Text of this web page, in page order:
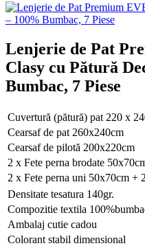
Lenjerie de Pat
Clasy cu Pătură
Bumbac, 7 Piese
Cuvertură (pătură) pat 220 x
Cearsaf de pat 260x240cm
Cearsaf de pilotă 200x220cm
2 x Fete perna brodate
2 x Fete perna uni 50x70cm +
Densitate tesatura 140gr.
Compozitie textila
Ambalaj cutie cadou
Colorant stabil dimensional